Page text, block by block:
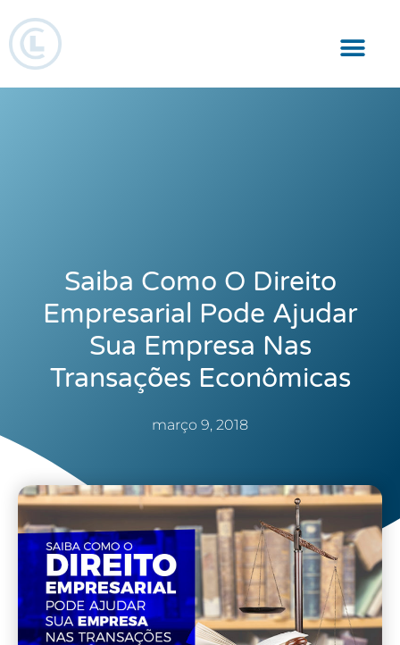
Saiba Como O Direito
Empresarial Pode Ajudar
Sua Empresa Nas
Transações Econômicas
março 9, 2018